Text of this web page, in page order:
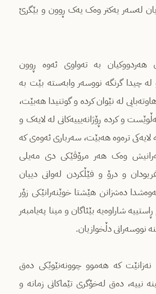
لەسەر یەکتر وەک یەک ڕوون و بێگرێ
بە تەواوی ئەوە ڕوون
چیدا گرنگە نووسەر وابەستە بێت بە
لە نێوان کردە و گوتنیدا هەبێت،
و کردە ڕۆژانەیییەکانی لە لایەک و
لایەکی ترەوە هەبێت، سەرباری ئەوەی کە
وەک هەر مرۆڤێکی دی مەیلی
و درۆ و فێڵکردن لەوانی دییان
دەشزانن هێشتا خوێنەرانێکی زۆر
شاراوەیە بێئاگان و مینا پەیامبەر
نووسەرانی دڵخوازیان.
نەزانێت کە هەموو چوونەنێوێکی دەق
نییە، دەق لەخۆگری تێماکانی زمانە و